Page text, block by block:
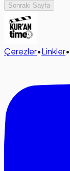
Sonraki Sayfa
Çerezler•Linkler•